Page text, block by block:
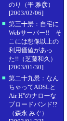
のり（平 雅彦）
[2003/02/06]
■ 第三十景：自宅に
Webサーバー!! そ
こには想像以上の
利用価値があっ
た!!（芝藤和久）
[2003/01/30]
■ 第二十九景：なん
ちゃってADSLと
Air H"のナローな
ブロードバンド!?
（森永 みぐ）